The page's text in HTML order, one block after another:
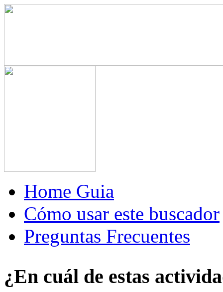
Home Guia
Cómo usar este buscador
Preguntas Frecuentes
¿En cuál de estas